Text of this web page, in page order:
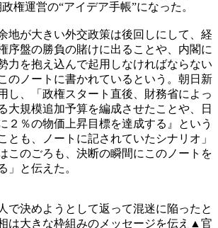
権運営の“アイデア手帳”になった。
地が大きい外交政策は後回しにして、経
序盤の勝負の賭けに出ることや、内閣に
力を抱え込んで起用しなければならない
のノートに書かれているという。朝日新
し、「政権スタート直後、財務省によっ
大規模追加予算を編成させたことや、日
２％の物価上昇目標を達成する』という
とも、ノートに記されていたシナリオ」
このごろも、決断の瞬間にこのノートを
」と伝えた。
で決めようとして返って混迷に陥ったと
は大きな枠組みのメッセージを伝え▲官